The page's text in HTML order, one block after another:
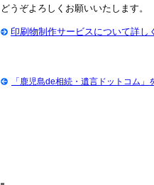
どうぞよろしくお願いいたします。
印刷物制作サービスについて詳し
「鹿児島de相続・遺言ドットコム